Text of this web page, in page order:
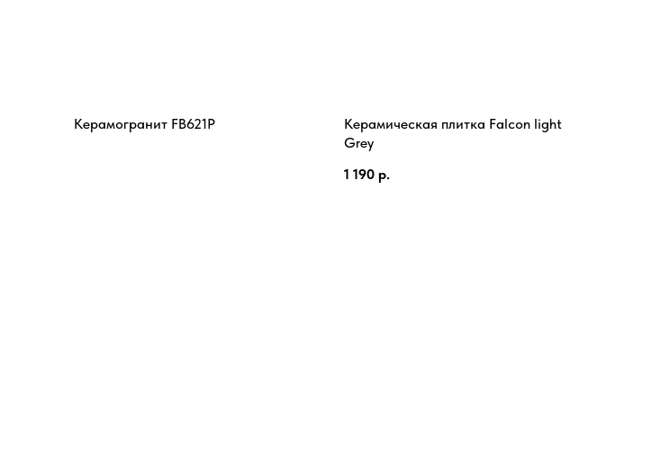
Керамогранит FB621P
Керамическая плитка Falcon light
Grey
1 190 р.